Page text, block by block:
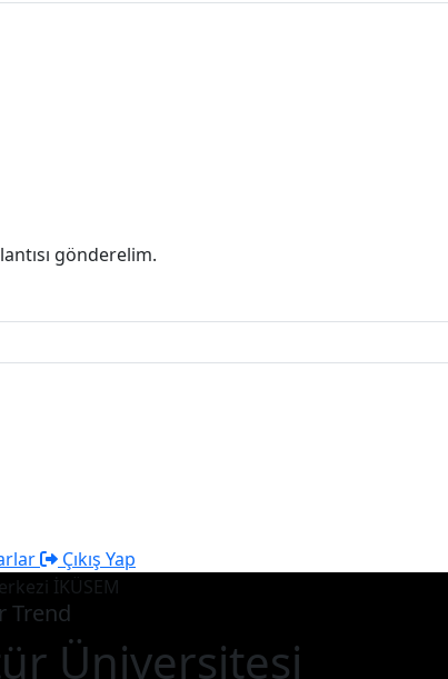
gönderelim.
Çıkış Yap
Trend
Üniversitesi